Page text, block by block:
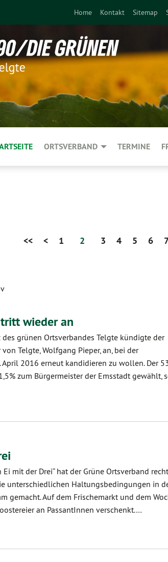
Home Kontakt Sitemap
ORTSVERBAND TERMINE
<< < 1 2 3 4 5 6
wieder an
des grünen Ortsverbandes Telgte kündigte der
Telgte, Wolfgang Pieper, an, bei der
April 2016 erneut kandidieren zu wollen. Der
zum Bürgermeister der Emsstadt gewählt,
Ei mit der Drei“ hat der Grüne Ortsverband
unterschiedlichen Haltungsbedingungen in
gemacht. Auf dem Frischemarkt und dem
an PassantInnen verschenkt.…